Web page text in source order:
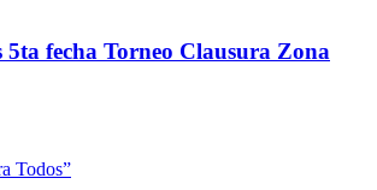
5ta fecha Torneo Clausura Zona